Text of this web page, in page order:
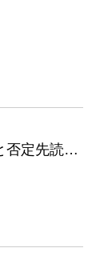
正規表現 応用編その9 先読みと否定先読みの例